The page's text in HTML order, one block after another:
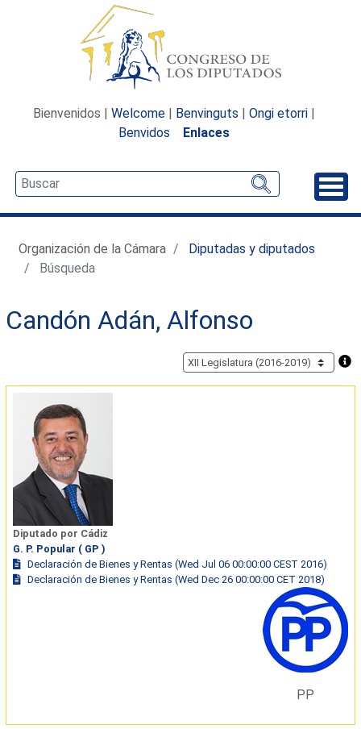
Bienvenidos | Welcome | Benvinguts | Ongi etorri |
Benvidos
Enlaces
Organización de la Cámara
Diputadas y diputados
Búsqueda
Candón Adán, Alfonso
Diputado por Cádiz
G. P. Popular ( GP )
Declaración de Bienes y Rentas (Wed Jul 06 00:00:00 CEST 2016)
Declaración de Bienes y Rentas (Wed Dec 26 00:00:00 CET 2018)
PP